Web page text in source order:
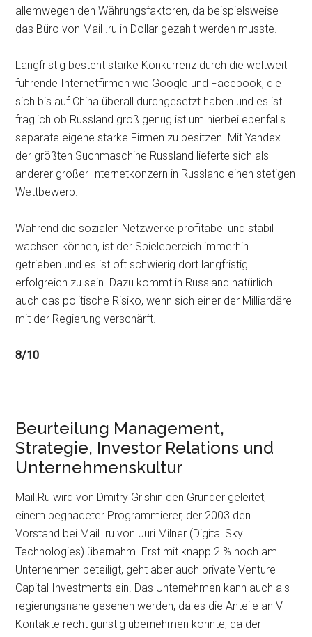
allemwegen den Währungsfaktoren, da beispielsweise
das Büro von Mail .ru in Dollar gezahlt werden musste.
Langfristig besteht starke Konkurrenz durch die weltweit
führende Internetfirmen wie Google und Facebook, die
sich bis auf China überall durchgesetzt haben und es ist
fraglich ob Russland groß genug ist um hierbei ebenfalls
separate eigene starke Firmen zu besitzen. Mit Yandex
der größten Suchmaschine Russland lieferte sich als
anderer großer Internetkonzern in Russland einen stetigen
Wettbewerb.
Während die sozialen Netzwerke profitabel und stabil
wachsen können, ist der Spielebereich immerhin
getrieben und es ist oft schwierig dort langfristig
erfolgreich zu sein. Dazu kommt in Russland natürlich
auch das politische Risiko, wenn sich einer der Milliardäre
mit der Regierung verschärft.
8/10
Beurteilung Management,
Strategie, Investor Relations und
Unternehmenskultur
Mail.Ru wird von Dmitry Grishin den Gründer geleitet,
einem begnadeter Programmierer, der 2003 den
Vorstand bei Mail .ru von Juri Milner (Digital Sky
Technologies) übernahm. Erst mit knapp 2 % noch am
Unternehmen beteiligt, geht aber auch private Venture
Capital Investments ein. Das Unternehmen kann auch als
regierungsnahe gesehen werden, da es die Anteile an V
Kontakte recht günstig übernehmen konnte, da der